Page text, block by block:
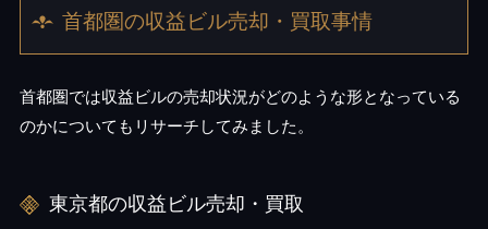
首都圏の収益ビル売却・買取事情
首都圏では収益ビルの売却状況がどのような形となっている
のかについてもリサーチしてみました。
東京都の収益ビル売却・買取